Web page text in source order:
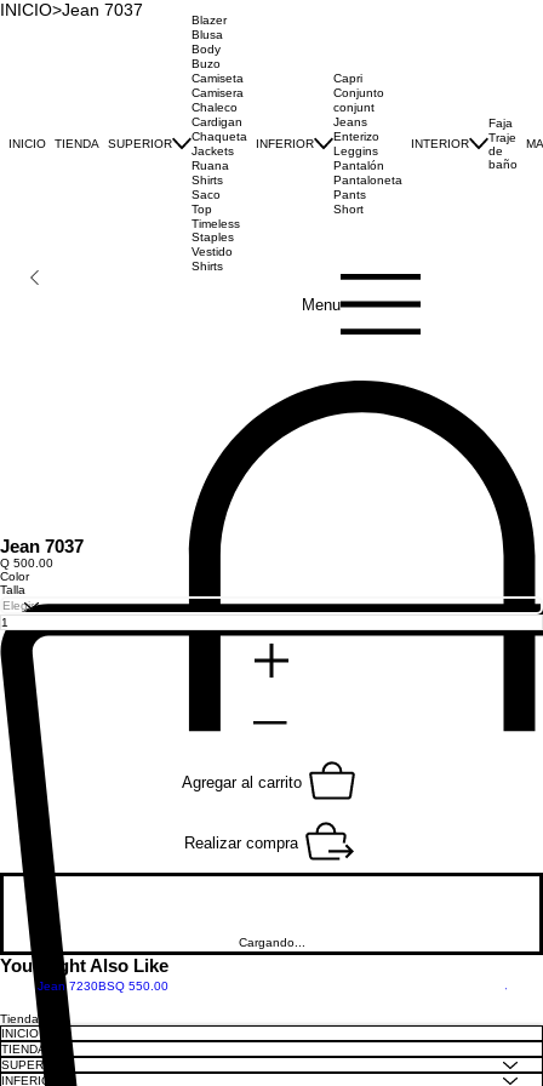
INICIO TIENDA SUPERIOR
Blazer
Blusa
Body
Buzo
Camiseta
Camisera
Chaleco
Cardigan
Chaqueta
Jackets
Ruana
Shirts
Saco
Top
Timeless
Staples
Vestido
Shirts
INFERIOR
Capri
Conjunto
conjunt
Jeans
Enterizo
Leggins
Pantalón
Pantaloneta
Pants
Short
INTERIOR
Faja
Traje
de
baño
Menu
INICIO>Jean 7037
Jean 7037
Precio
Q 500.00
Color
Talla
Agregar al carrito
Realizar compra
Cargando...
You Might Also Like
Jean 7230BSPrecio
Q 550.00 Jean
Tienda
INICIO
TIENDA
SUPERIOR
INFERIOR